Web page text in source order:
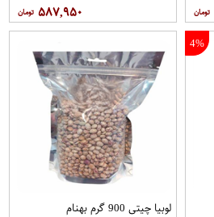
۵۸۷,۹۵۰
4%
لوبیا چیتی 900 گرم بهنام